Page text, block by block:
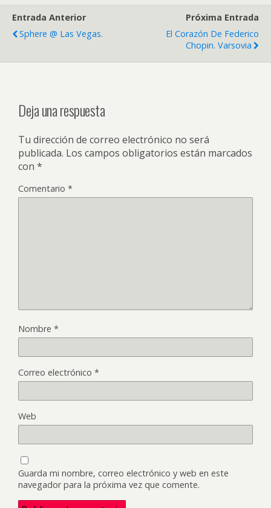
Entrada Anterior
Sphere @ Las Vegas.
Próxima Entrada
El Corazón De Federico
Chopin. Varsovia
Deja una respuesta
Tu dirección de correo electrónico no será
publicada. Los campos obligatorios están marcados
con *
Comentario *
Nombre *
Correo electrónico *
Web
Guarda mi nombre, correo electrónico y web en este
navegador para la próxima vez que comente.